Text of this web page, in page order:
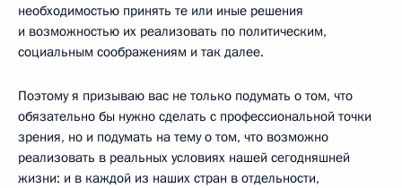
необходимостью принять те или иные решения
и возможностью их реализовать по политическим,
социальным соображениям и так далее.
Поэтому я призываю вас не только подумать о том, что
обязательно бы нужно сделать с профессиональной точки
зрения, но и подумать на тему о том, что возможно
реализовать в реальных условиях нашей сегодняшней
жизни: и в каждой из наших стран в отдельности,